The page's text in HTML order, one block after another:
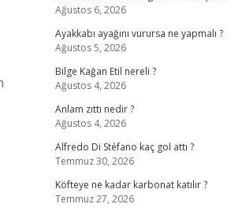
Ağustos 6, 2026
Ayakkabı ayağını vurursa ne yapmalı ?
Ağustos 5, 2026
Bilge Kağan Etil nereli ?
Ağustos 4, 2026
Anlam zıttı nedir ?
Ağustos 4, 2026
Alfredo Di Stéfano kaç gol attı ?
Temmuz 30, 2026
Köfteye ne kadar karbonat katılır ?
Temmuz 27, 2026